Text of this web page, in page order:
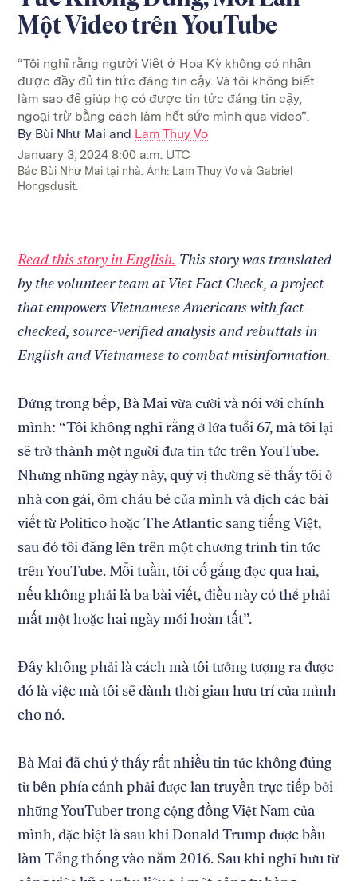
Một Video trên YouTube
“Tôi nghĩ rằng người Việt ở Hoa Kỳ không có nhận
được đầy đủ tin tức đáng tin cậy. Và tôi không biết
làm sao để giúp họ có được tin tức đáng tin cậy,
ngoại trừ bằng cách làm hết sức mình qua video”.
By Bùi Như Mai and Lam Thuy Vo
January 3, 2024 8:00 a.m. UTC
Bác Bùi Như Mai tại nhà. Ảnh: Lam Thuy Vo và Gabriel
Hongsdusit.
Read this story in English. This story was translated
by the volunteer team at Viet Fact Check, a project
that empowers Vietnamese Americans with fact-
checked, source-verified analysis and rebuttals in
English and Vietnamese to combat misinformation.
Đứng trong bếp, Bà Mai vừa cười và nói với chính
mình: “Tôi không nghĩ rằng ở lứa tuổi 67, mà tôi lại
sẽ trở thành một người đưa tin tức trên YouTube.
Nhưng những ngày này, quý vị thường sẽ thấy tôi ở
nhà con gái, ôm cháu bé của mình và dịch các bài
viết từ Politico hoặc The Atlantic sang tiếng Việt,
sau đó tôi đăng lên trên một chương trình tin tức
trên YouTube. Mỗi tuần, tôi cố gắng đọc qua hai,
nếu không phải là ba bài viết, điều này có thể phải
mất một hoặc hai ngày mới hoàn tất”.
Đây không phải là cách mà tôi tưởng tượng ra được
đó là việc mà tôi sẽ dành thời gian hưu trí của mình
cho nó.
Bà Mai đã chú ý thấy rất nhiều tin tức không đúng
từ bên phía cánh phải được lan truyền trực tiếp bởi
những YouTuber trong cộng đồng Việt Nam của
mình, đặc biệt là sau khi Donald Trump được bầu
làm Tổng thống vào năm 2016. Sau khi nghỉ hưu từ